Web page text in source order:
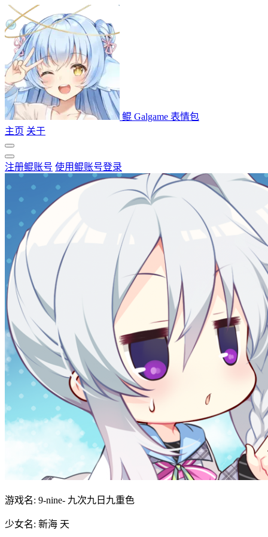
鲲 Galgame 表情包
主页 关于
注册鲲账号 使用鲲账号登录
游戏名: 9-nine- 九次九日九重色
少女名: 新海 天